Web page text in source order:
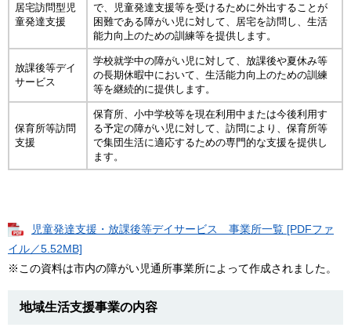
居宅訪問型児
童発達支援
で、児童発達支援等を受けるために外出することが
困難である障がい児に対して、居宅を訪問し、生活
能力向上のための訓練等を提供します。
放課後等デイ
サービス
学校就学中の障がい児に対して、放課後や夏休み等
の長期休暇中において、生活能力向上のための訓練
等を継続的に提供します。
保育所等訪問
支援
保育所、小中学校等を現在利用中または今後利用す
る予定の障がい児に対して、訪問により、保育所等
で集団生活に適応するための専門的な支援を提供し
ます。
児童発達支援・放課後等デイサービス 事業所一覧 [PDFファ
イル／5.52MB]
※この資料は市内の障がい児通所事業所によって作成されました。
地域生活支援事業の内容